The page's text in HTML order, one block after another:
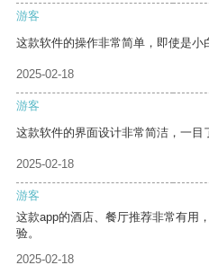
游客
这款软件的操作非常简单，即使是小
2025-02-18
游客
这款软件的界面设计非常简洁，一目
2025-02-18
游客
这款app的酒店、餐厅推荐非常有用
验。
2025-02-18